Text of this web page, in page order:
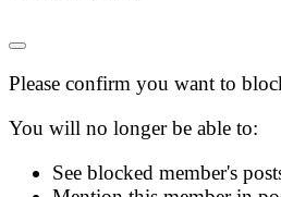
Please confirm you want to
You will no longer be able to:
See blocked member's